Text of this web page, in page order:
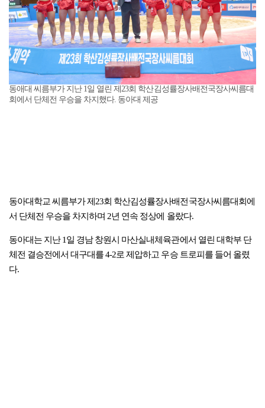
동애대 씨름부가 지난 1일 열린 제23회 학산김성률장사배전국장사씨름대
회에서 단체전 우승을 차지했다. 동아대 제공
동아대학교 씨름부가 제23회 학산김성률장사배전국장사씨름대회에
서 단체전 우승을 차지하며 2년 연속 정상에 올랐다.
동아대는 지난 1일 경남 창원시 마산실내체육관에서 열린 대학부 단
체전 결승전에서 대구대를 4-2로 제압하고 우승 트로피를 들어 올렸
다.